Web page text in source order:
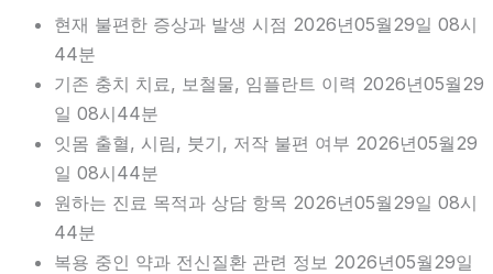
현재 불편한 증상과 발생 시점 2026년05월29일 08시
44분
기존 충치 치료, 보철물, 임플란트 이력 2026년05월29
일 08시44분
잇몸 출혈, 시림, 붓기, 저작 불편 여부 2026년05월29
일 08시44분
원하는 진료 목적과 상담 항목 2026년05월29일 08시
44분
복용 중인 약과 전신질환 관련 정보 2026년05월29일